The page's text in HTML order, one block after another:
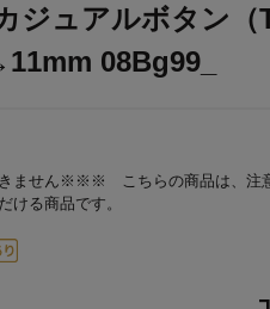
ジュアルボタン（
08Bg99_
ません※※※ こちらの商品は、注
ける商品です。